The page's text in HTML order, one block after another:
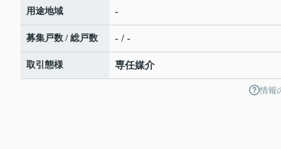
用途地域 -
募集戸数 / 総戸数 - / -
取引態様 専任媒介
情報